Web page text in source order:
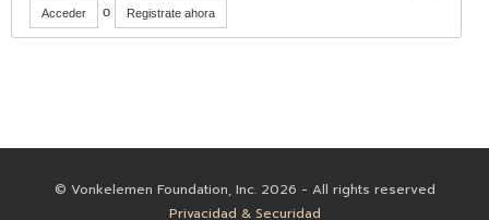
Acceder o Registrate ahora
© Vonkelemen Foundation, Inc. 2026 - All rights reserved
Privacidad & Securidad